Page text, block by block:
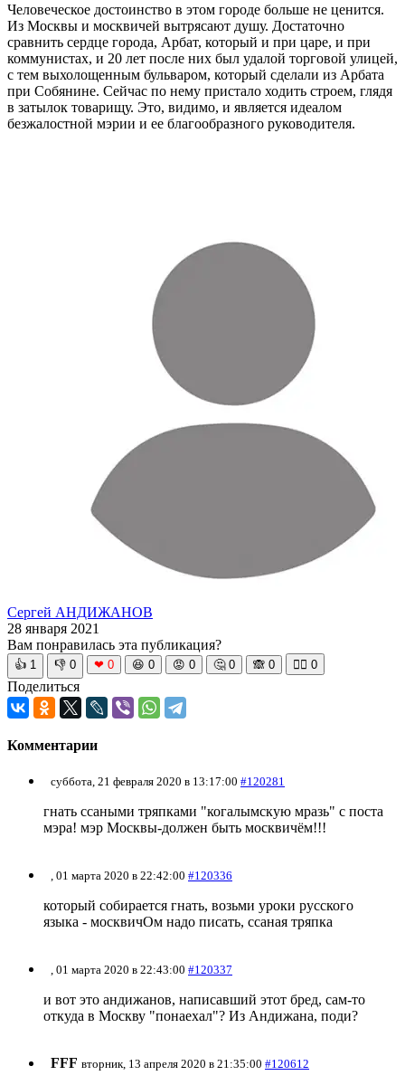
Человеческое достоинство в этом городе больше не ценится.
Из Москвы и москвичей вытрясают душу. Достаточно
сравнить сердце города, Арбат, который и при царе, и при
коммунистах, и 20 лет после них был удалой торговой улицей,
с тем выхолощенным бульваром, который сделали из Арбата
при Собянине. Сейчас по нему пристало ходить строем, глядя
в затылок товарищу. Это, видимо, и является идеалом
безжалостной мэрии и ее благообразного руководителя.
Сергей АНДИЖАНОВ
28 января 2021
Вам понравилась эта публикация?
👍 1 👎 0 ❤ 0 😆 0 😡 0 🤔 0 🙈 0 🧘‍♀️ 0
Поделиться
Комментарии
суббота, 21 февраля 2020 в 13:17:00 #120281
гнать ссаными тряпками "когалымскую мразь" с поста
мэра! мэр Москвы-должен быть москвичём!!!
, 01 марта 2020 в 22:42:00 #120336
который собирается гнать, возьми уроки русского
языка - москвичОм надо писать, ссаная тряпка
, 01 марта 2020 в 22:43:00 #120337
и вот это андижанов, написавший этот бред, сам-то
откуда в Москву "понаехал"? Из Андижана, поди?
FFF вторник, 13 апреля 2020 в 21:35:00 #120612